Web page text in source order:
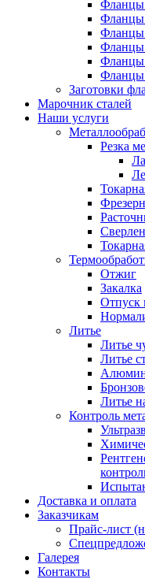
Фланцы
Фланцы
Заготовки
Марочник сталей
Наши услуги
Резка
Отжиг
Закалка
Отпуск
Литье
Литье
Литье
Литье
Контроль
Доставка и оплата
Заказчикам
Прайс-лист
Галерея
Контакты